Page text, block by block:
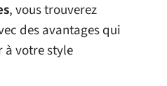
, vous trouverez
des avantages qui
votre style